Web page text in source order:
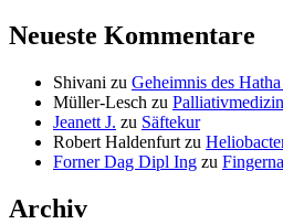
Neueste Kommentare
Shivani zu Geheimnis des
Müller-Lesch zu Palliativmedizin
Jeanett J. zu Säftekur
Robert Haldenfurt zu
Forner Dag Dipl Ing zu
Archiv